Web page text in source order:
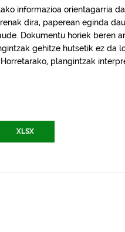
informazioa orientagarria
dira, paperean eginda
Dokumentu horiek beren
gehitze hutsetik ez da
plangintzak
XLSX